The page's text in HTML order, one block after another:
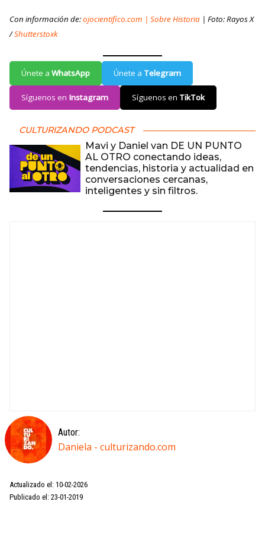
Con información de:ojocientifico.com | Sobre Historia | Foto: Rayos X
/Shutterstoxk
Únete a WhatsApp Únete a Telegram
Síguenos en Instagram Síguenos en TikTok
CULTURIZANDO PODCAST
Mavi y Daniel van DE UN PUNTO
AL OTRO conectando ideas,
tendencias, historia y actualidad en
conversaciones cercanas,
inteligentes y sin filtros.
Autor:
Daniela - culturizando.com
Actualizado el: 10-02-2026
Publicado el: 23-01-2019